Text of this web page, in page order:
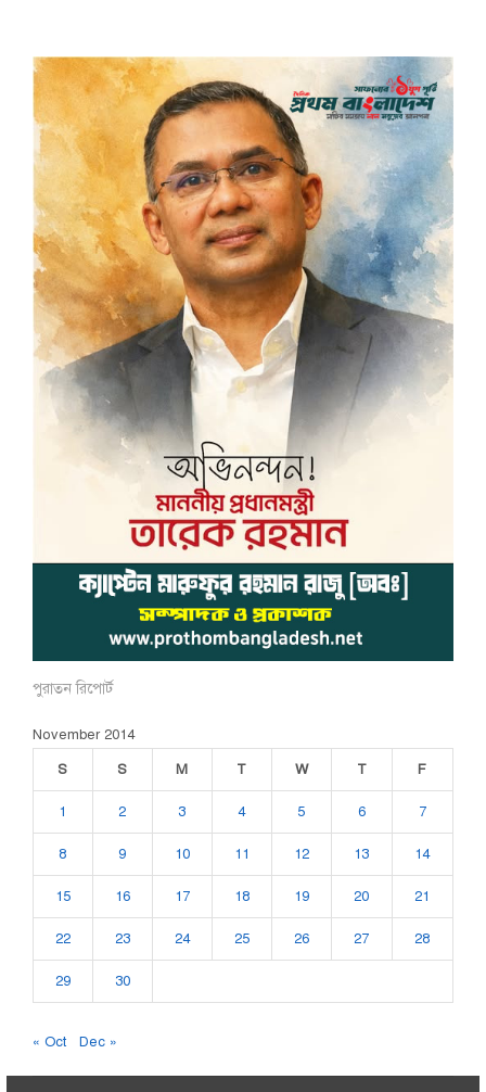
পুরাতন রিপোর্ট
November 2014
S
S M T W T F
1 2 3 4 5 6 7
8 9 10 11 12 13 14
15 16 17 18 19 20 21
22 23 24 25 26 27 28
29 30
« Oct Dec »